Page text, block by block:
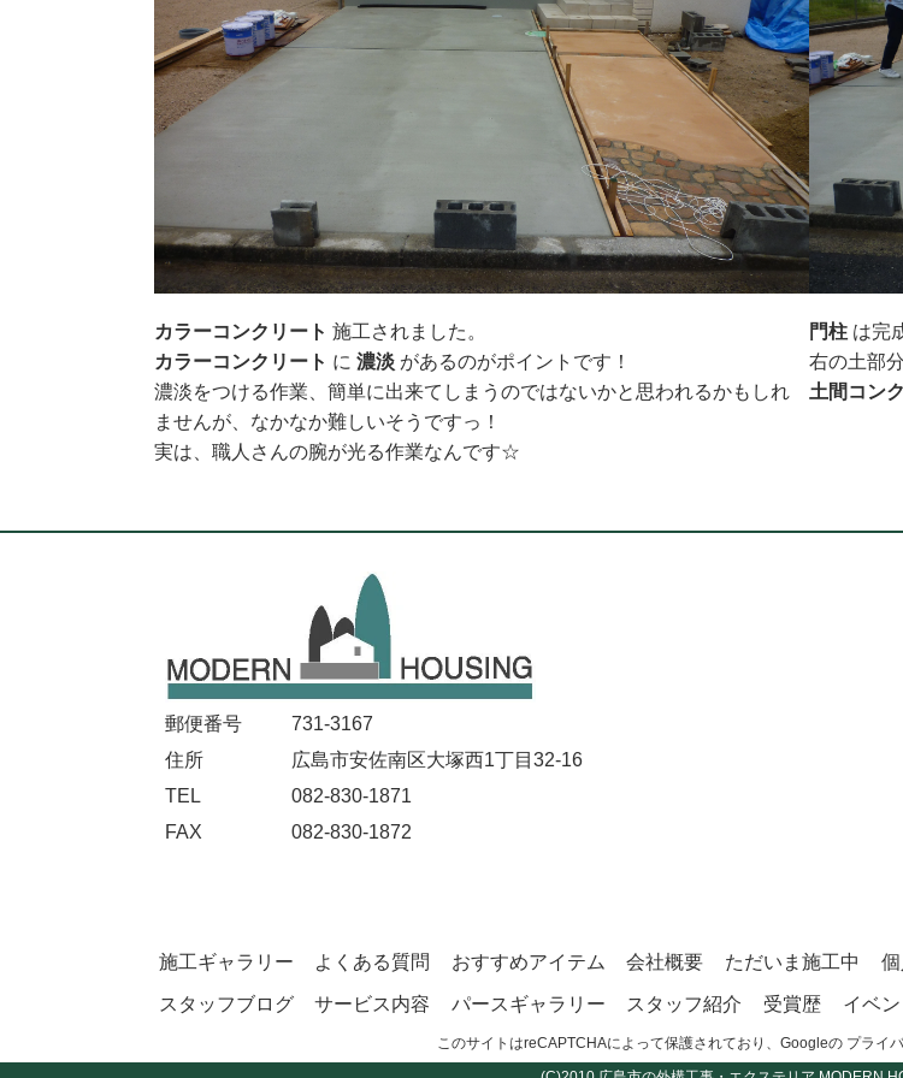
カラーコンクリート施工されました。
カラーコンクリート に濃淡 があるのがポイントです！
濃淡をつける作業、簡単に出来てしまうのではないかと思われるかもしれ
ませんが、なかなか難しいそうですっ！
実は、職人さんの腕が光る作業なんです☆
門柱 は完
右の土部
土間コン
郵便番号
731-3167
住所
広島市安佐南区大塚西1丁目32-16
TEL
082-830-1871
FAX
082-830-1872
施工ギャラリー おすすめアイテム ただいま施工中
サービス内容 スタッフ紹介 イベ
よくある質問 会社概要
スタッフブログ パースギャラリー 受賞歴
このサイトはreCAPTCHAによって保護されており、Googleの プライ